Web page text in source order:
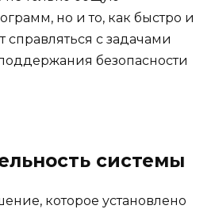
но и то, как быстро и
с задачами
безопасности
системы
которое установлено